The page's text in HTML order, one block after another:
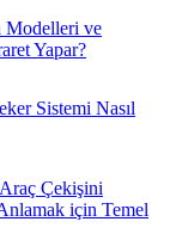
Modelleri ve
Yapar?
Sistemi Nasıl
Çekişini
için Temel